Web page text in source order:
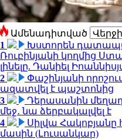
Ամենադիտված
1
Խստորեն
Ռուբինյանի կողմից
լինելը. Դանիել
2
Փաշինյանի
ազատվել է պաշտոնից
3
Դերասանին
մեջ․ նա ձերբակալվել է
4
Սիլվա Հակոբյանը
մասին (Լուսանկար)